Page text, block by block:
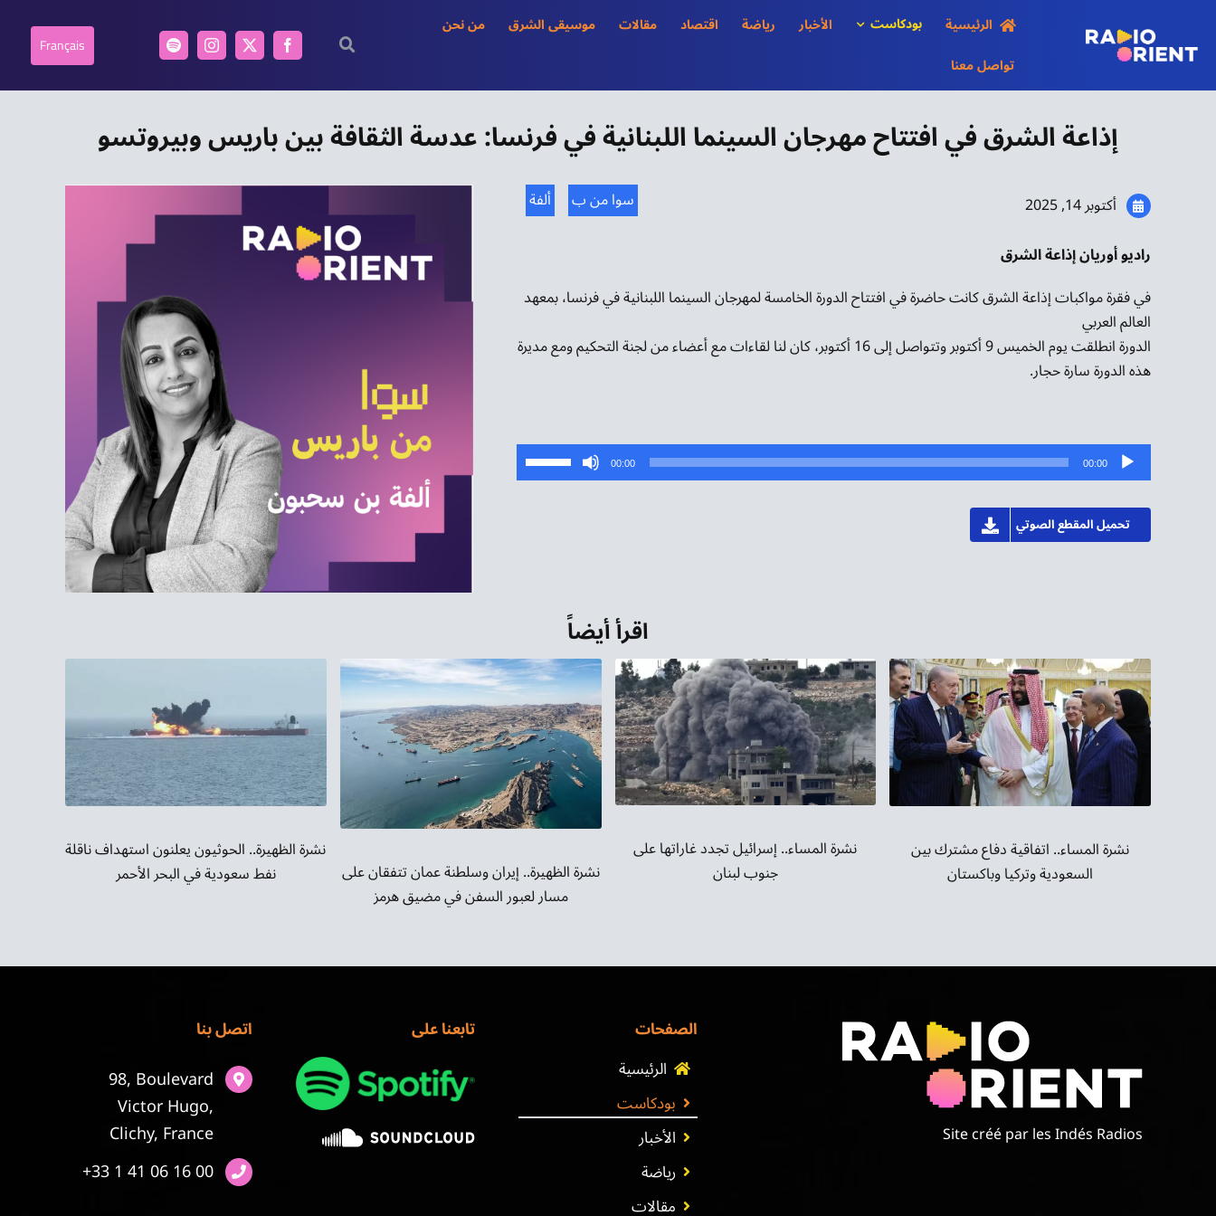
content
الرئيسية بودكاست الأخبار رياضة اقتصاد مقالات موسيقى الشرق
من نحن
تواصل معنا
Français
إذاعة الشرق في افتتاح مهرجان السينما اللبنانية في فرنسا: عدسة الثقافة بين باريس وبيروتسو
أكتوبر 14, 2025 ألفة
سوا من ب
راديو أوريان إذاعة الشرق
في فقرة مواكبات إذاعة الشرق كانت حاضرة في افتتاح الدورة الخامسة لمهرجان السينما اللبنانية في فرنسا، بمعهد
العالم العربي
الدورة انطلقت يوم الخميس 9 أكتوبر وتتواصل إلى 16 أكتوبر، كان لنا لقاءات مع أعضاء من لجنة التحكيم ومع مديرة
هذه الدورة سارة حجار.
مشغل
الصوت
00:00
00:00
استخدم
مفاتيح
الصوت.
تحميل المقطع الصوتي
اقرأ أيضاً
نشرة المساء.. اتفاقية دفاع مشترك بين
السعودية وتركيا وباكستان
نشرة المساء.. إسرائيل تجدد غاراتها على
جنوب لبنان نشرة الظهيرة.. إيران وسلطنة عمان تتفقان على
مسار لعبور السفن في مضيق هرمز
نشرة الظهيرة.. الحوثيون يعلنون استهداف ناقلة
نفط سعودية في البحر الأحمر
Site créé par les Indés Radios
الصفحات
الرئيسية
بودكاست
الأخبار
رياضة
مقالات
تابعنا على اتصل بنا
98, Boulevard
Victor Hugo,
Clichy, France
+33 1 41 06 16 00